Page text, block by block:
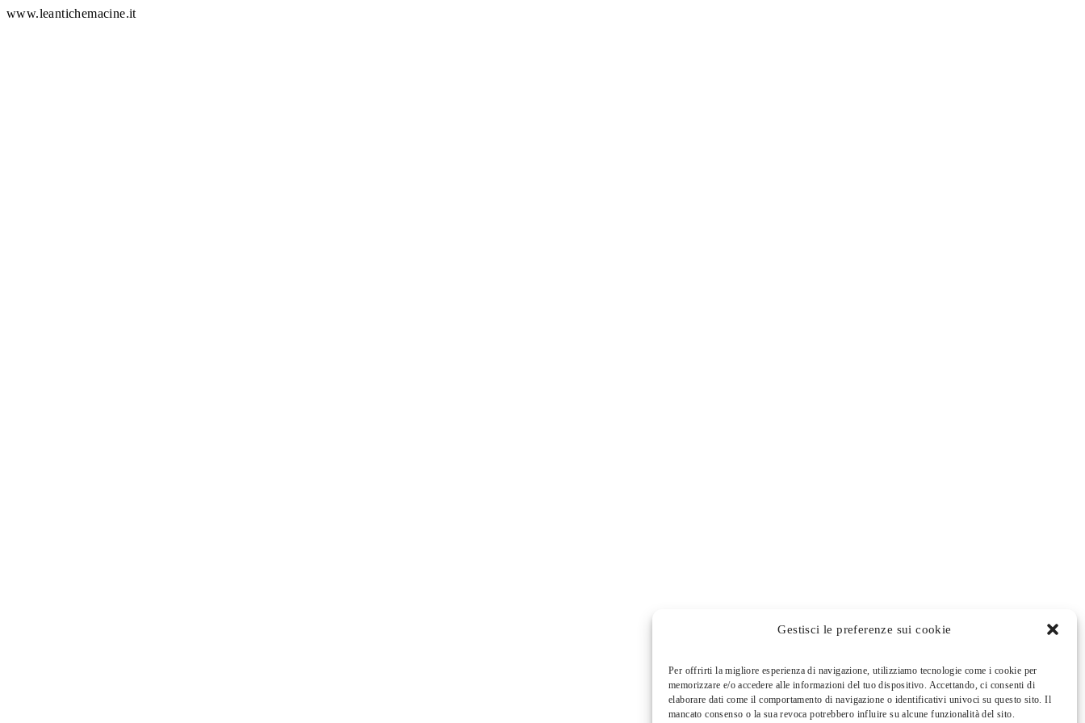
Gestisci le preferenze sui cookie
Per offrirti la migliore esperienza di navigazione, utilizziamo tecnologie come i cookie per
memorizzare e/o accedere alle informazioni del tuo dispositivo. Accettando, ci consenti di
elaborare dati come il comportamento di navigazione o identificativi univoci su questo sito. Il
mancato consenso o la sua revoca potrebbero influire su alcune funzionalità del sito.
www.leantichemacine.it